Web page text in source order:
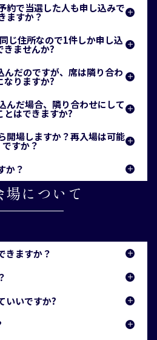
込期間は、以下の通りで
でお申し込みください。
は、柏崎ファンクラブ公式
タンからお申し込みくださ
年9月までに入会済みの方の
みも可能です（会員番号の記
ム
LINE
約で当選した人も申し込みで
ますか？
じ住所なので1件しか申し込
きませんか?
し込みは、1件に限ります。
んだのですが、席は隣り合わ
なりますか?
は、隣り合わせになります。
んだ場合、隣り合わせにして
とはできますか?
開場しますか？再入場は可能
ですか？
。
場時にスタッフがチケット
か？
け付けません。
場について
きますか？
ットでも不可です。
で、指定の場所でお願いしま
いいですか?
のお客さまが快適に観覧でき